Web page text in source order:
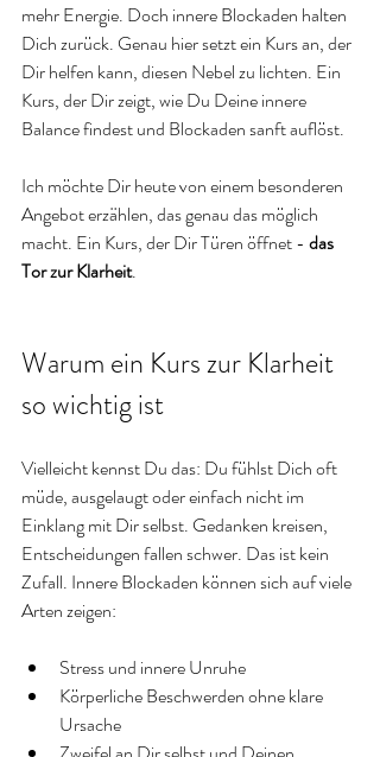
mehr Energie. Doch innere Blockaden halten
Dich zurück. Genau hier setzt ein Kurs an, der
Dir helfen kann, diesen Nebel zu lichten. Ein
Kurs, der Dir zeigt, wie Du Deine innere
Balance findest und Blockaden sanft auflöst.
Ich möchte Dir heute von einem besonderen
Angebot erzählen, das genau das möglich
macht. Ein Kurs, der Dir Türen öffnet - das
Tor zur Klarheit.
Warum ein Kurs zur Klarheit
so wichtig ist
Vielleicht kennst Du das: Du fühlst Dich oft
müde, ausgelaugt oder einfach nicht im
Einklang mit Dir selbst. Gedanken kreisen,
Entscheidungen fallen schwer. Das ist kein
Zufall. Innere Blockaden können sich auf viele
Arten zeigen:
Stress und innere Unruhe
Körperliche Beschwerden ohne klare
Ursache